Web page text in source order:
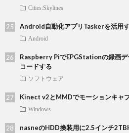
Cities:Skylines
Android自動化アプリTaskerを活用
Android
Raspberry PiでEPGStationの録画
コードする
ソフトウェア
Kinect v2とMMDでモーションキャ
Windows
nasneのHDD換装用に2.5インチ